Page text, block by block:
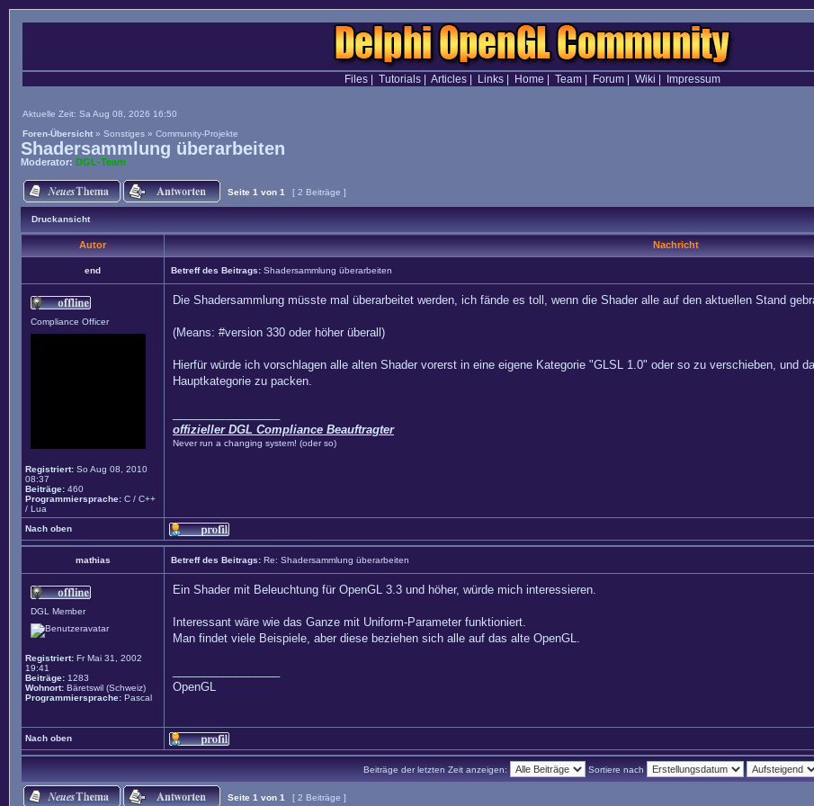
Files| Tutorials| Articles| Links| Home Team| Forum| Wiki Impressum
Aktuelle Zeit: Sa Aug 08, 2026 16:50
Foren-Übersicht » Sonstiges » Community-Projekte
Shadersammlung überarbeiten
Moderator: DGL-Team
Seite 1 von 1 [ 2 Beiträge ]
Druckansicht
Autor Nachricht
end Betreff des Beitrags: Shadersammlung überarbeiten
Compliance Officer
Registriert: So Aug 08, 2010
08:37
Beiträge: 460
Programmiersprache: C / C++
/ Lua
Die Shadersammlung müsste mal überarbeitet werden, ich fände es toll, wenn die Shader alle auf den aktuellen Stand
(Means: #version 330 oder höher überall)
Hierfür würde ich vorschlagen alle alten Shader vorerst in eine eigene Kategorie "GLSL 1.0" oder so zu verschieben, und
Hauptkategorie zu packen.
offizieller DGL Compliance Beauftragter
Never run a changing system! (oder so)
Nach oben
mathias Betreff des Beitrags: Re: Shadersammlung überarbeiten
DGL Member
Registriert: Fr Mai 31, 2002
19:41
Beiträge: 1283
Wohnort: Bäretswil (Schweiz)
Programmiersprache: Pascal
Ein Shader mit Beleuchtung für OpenGL 3.3 und höher, würde mich interessieren.
Interessant wäre wie das Ganze mit Uniform-Parameter funktioniert.
Man findet viele Beispiele, aber diese beziehen sich alle auf das alte OpenGL.
OpenGL
Nach oben
Beiträge der letzten Zeit anzeigen: Sortiere nach
Seite 1 von 1 [ 2 Beiträge ]